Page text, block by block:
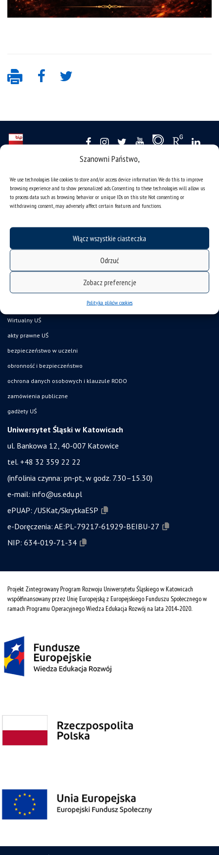
Szanowni Państwo,
We use technologies like cookies to store and/or access device information. We do this to improve
browsing experience and to show personalized ads. Consenting to these technologies will allow us
to process data such as browsing behavior or unique IDs on this site. Not consenting or
withdrawing consent, may adversely affect certain features and functions.
Włącz wszystkie ciasteczka
Odrzuć
Zobacz preferencje
Polityka plików cookies
mapa strony
organizacja roku akademickiego
UŚ od A do Z
ogłoszenia
jak pracujemy?
baza noclegowa
Wirtualny UŚ
akty prawne UŚ
bezpieczeństwo w uczelni
obronność i bezpieczeństwo
ochrona danych osobowych i klauzule RODO
zamówienia publiczne
gadżety UŚ
Uniwersytet Śląski w Katowicach
ul. Bankowa 12, 40-007 Katowice
tel. +48 32 359 22 22
(infolinia czynna: pn-pt, w godz. 7.30–15.30)
e-mail: info@us.edu.pl
ePUAP: /USKat/SkrytkaESP
e-Doręczenia: AE:PL-79217-61929-BEIBU-27
NIP: 634-019-71-34
Projekt Zintegrowany Program Rozwoju Uniwersytetu Śląskiego w Katowicach
współfinansowany przez Unię Europejską z Europejskiego Funduszu Społecznego w
ramach Programu Operacyjnego Wiedza Edukacja Rozwój na lata 2014˗2020.